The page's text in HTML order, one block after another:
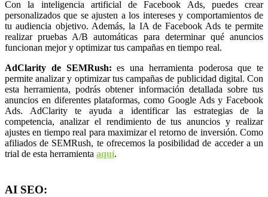
Con la inteligencia artificial de Facebook Ads, puedes crear
personalizados que se ajusten a los intereses y comportamientos de
tu audiencia objetivo. Además, la IA de Facebook Ads te permite
realizar pruebas A/B automáticas para determinar qué anuncios
funcionan mejor y optimizar tus campañas en tiempo real.
AdClarity de SEMRush: es una herramienta poderosa que te
permite analizar y optimizar tus campañas de publicidad digital. Con
esta herramienta, podrás obtener información detallada sobre tus
anuncios en diferentes plataformas, como Google Ads y Facebook
Ads. AdClarity te ayuda a identificar las estrategias de la
competencia, analizar el rendimiento de tus anuncios y realizar
ajustes en tiempo real para maximizar el retorno de inversión. Como
afiliados de SEMRush, te ofrecemos la posibilidad de acceder a un
trial de esta herramienta aquí.
AI SEO: